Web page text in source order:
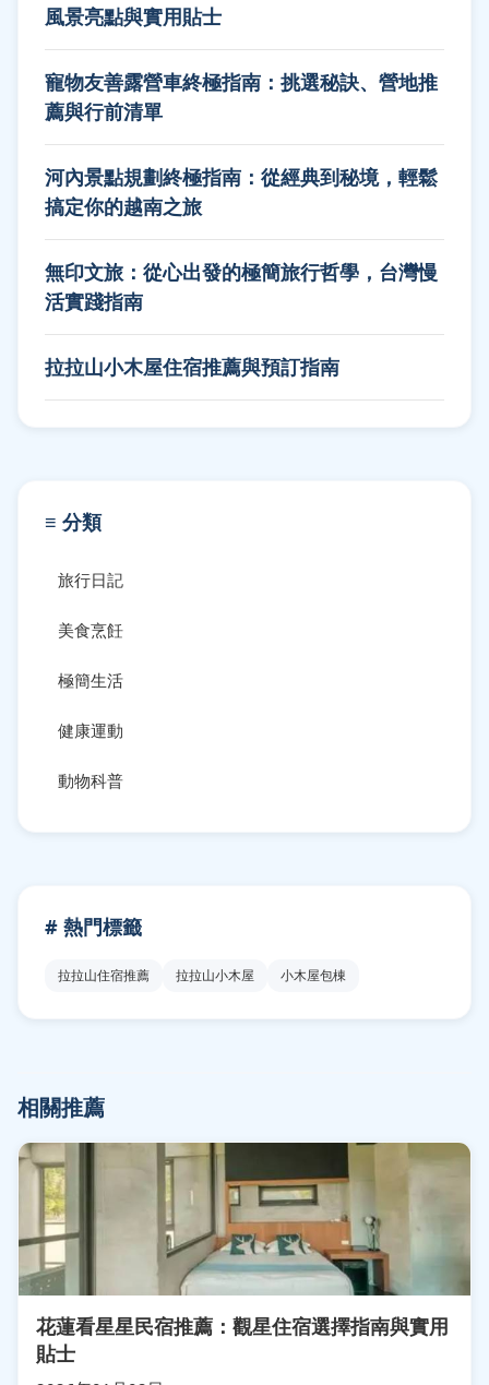
風景亮點與實用貼士
寵物友善露營車終極指南：挑選秘訣、營地推
薦與行前清單
河內景點規劃終極指南：從經典到秘境，輕鬆
搞定你的越南之旅
無印文旅：從心出發的極簡旅行哲學，台灣慢
活實踐指南
拉拉山小木屋住宿推薦與預訂指南
≡ 分類
旅行日記
美食烹飪
極簡生活
健康運動
動物科普
# 熱門標籤
拉拉山住宿推薦 拉拉山小木屋 小木屋包棟
相關推薦
花蓮看星星民宿推薦：觀星住宿選擇指南與實用
貼士